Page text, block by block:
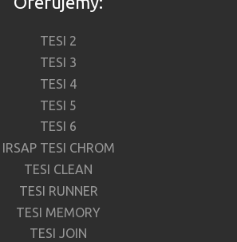
TESI 2
TESI 3
TESI 4
TESI 5
TESI 6
IRSAP TESI CHROM
TESI CLEAN
TESI RUNNER
TESI MEMORY
TESI JOIN